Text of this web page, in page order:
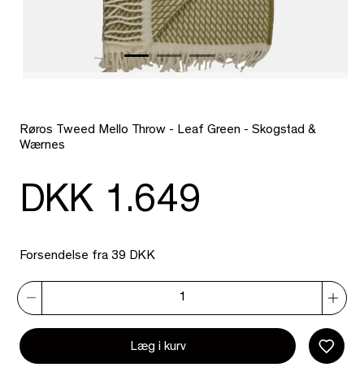
Røros Tweed Mello Throw - Leaf Green - Skogstad &
Wærnes
DKK 1.649
Forsendelse fra 39 DKK
Læg i kurv